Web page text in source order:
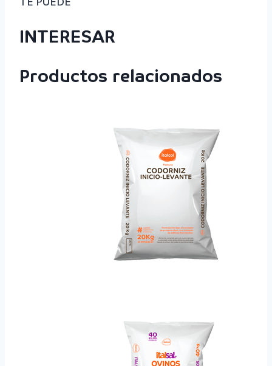
TE PUEDE
INTERESAR
Productos relacionados